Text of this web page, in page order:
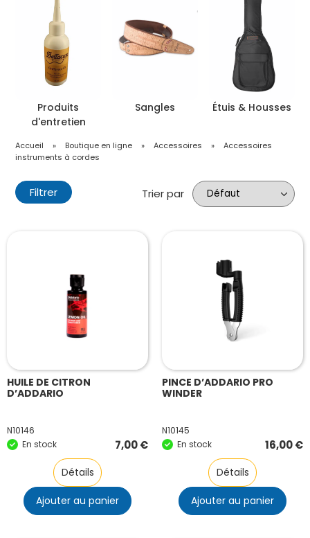
Produits
d'entretien
Sangles Étuis & Housses
Accueil » Boutique en ligne » Accessoires »
Accessoires
instruments à cordes
Filtrer Trier par
HUILE DE CITRON
D’ADDARIO
N10146
En stock
7,00€
Détails
Ajouter au panier
PINCE D’ADDARIO PRO
WINDER
N10145
En stock
16,00€
Détails
Ajouter au panier